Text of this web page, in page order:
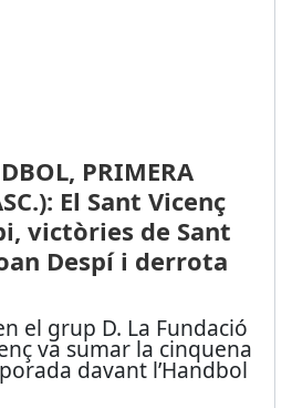
PRIMERA
El Sant Vicenç
victòries de Sant
Despí i derrota
el grup D. La Fundació
va sumar la cinquena
davant l’Handbol